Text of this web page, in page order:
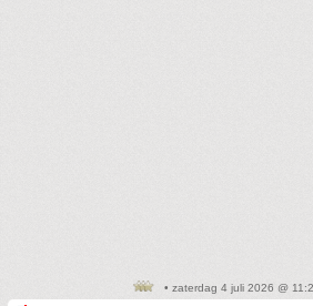
• zaterdag 4 juli 2026 @